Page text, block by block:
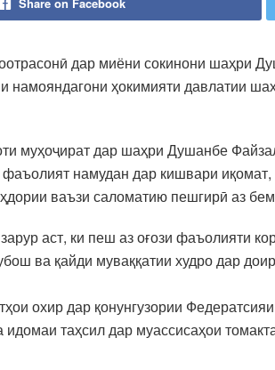
дар миёни сокинони шаҳри
намояндагони ҳокимияти давлатии
муҳоҷират дар шаҳри Душанбе
намудан дар кишвари
ваъзи саломатию пешгирӣ аз
аст, ки пеш аз оғози фаъолияти
ва қайди муваққатии худро дар
охир дар қонунгузории
идомаи таҳсил дар муассисаҳои